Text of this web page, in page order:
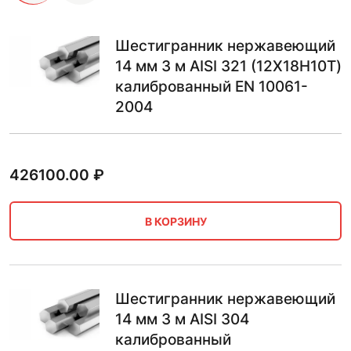
Шестигранник нержавеющий
14 мм 3 м AISI 321 (12Х18Н10Т)
калиброванный EN 10061-
2004
426100.00 ₽
В КОРЗИНУ
Шестигранник нержавеющий
14 мм 3 м AISI 304
калиброванный